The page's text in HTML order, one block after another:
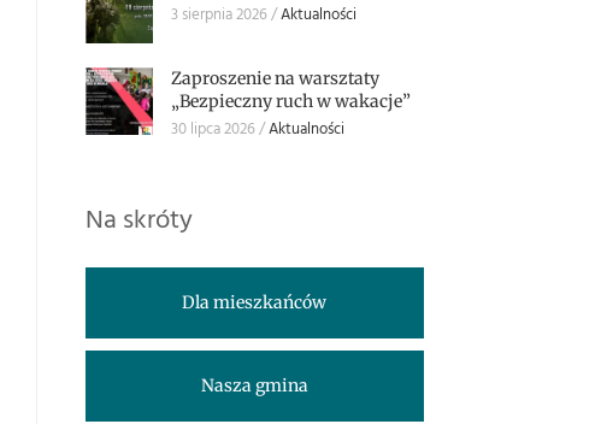
3 sierpnia 2026 Aktualności
Zaproszenie na warsztaty
„Bezpieczny ruch w wakacje”
30 lipca 2026 Aktualności
Na skróty
Dla mieszkańców
Nasza gmina